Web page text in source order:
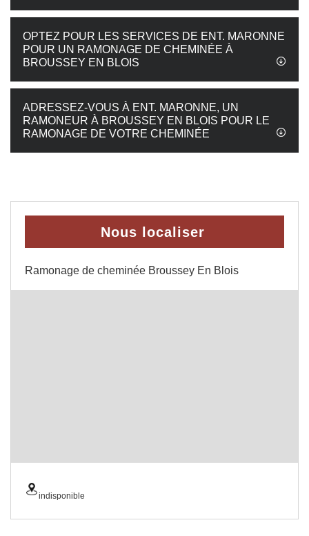
OPTEZ POUR LES SERVICES DE ENT. MARONNE
POUR UN RAMONAGE DE CHEMINÉE À
BROUSSEY EN BLOIS
ADRESSEZ-VOUS À ENT. MARONNE, UN
RAMONEUR À BROUSSEY EN BLOIS POUR LE
RAMONAGE DE VOTRE CHEMINÉE
Nous localiser
Ramonage de cheminée Broussey En Blois
indisponible